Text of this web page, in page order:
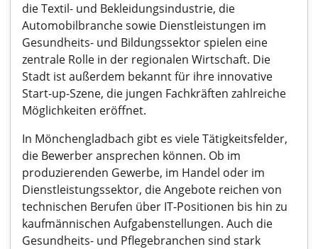
die Textil- und Bekleidungsindustrie, die
Automobilbranche sowie Dienstleistungen im
Gesundheits- und Bildungssektor spielen eine
zentrale Rolle in der regionalen Wirtschaft. Die
Stadt ist außerdem bekannt für ihre innovative
Start-up-Szene, die jungen Fachkräften zahlreiche
Möglichkeiten eröffnet.
In Mönchengladbach gibt es viele Tätigkeitsfelder,
die Bewerber ansprechen können. Ob im
produzierenden Gewerbe, im Handel oder im
Dienstleistungssektor, die Angebote reichen von
technischen Berufen über IT-Positionen bis hin zu
kaufmännischen Aufgabenstellungen. Auch die
Gesundheits- und Pflegebranchen sind stark